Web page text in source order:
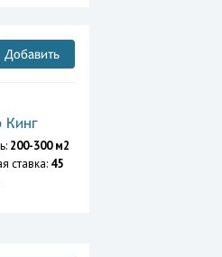
Добавить
Кинг
200-300 м2
ставка: 45